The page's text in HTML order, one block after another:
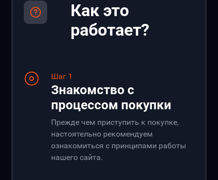
Как это
работает?
Шаг 1
Знакомство с
процессом покупки
Прежде чем приступить к покупке,
настоятельно рекомендуем
ознакомиться с принципами работы
нашего сайта.